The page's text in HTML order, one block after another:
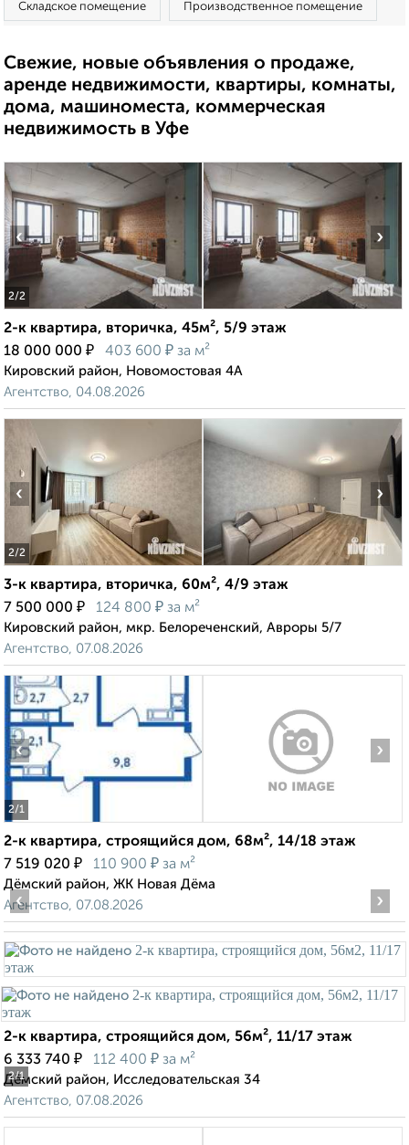
Складское помещение Производственное помещение
Свежие, новые объявления о продаже,
аренде недвижимости, квартиры, комнаты,
дома, машиноместа, коммерческая
недвижимость в Уфе
2/2
‹ ›
2-к квартира, вторичка, 45м², 5/9 этаж
18 000 000 ₽ 403 600 ₽ за м²
Кировский район, Новомостовая 4А
Агентство, 04.08.2026
2/2
‹ ›
3-к квартира, вторичка, 60м², 4/9 этаж
7 500 000 ₽ 124 800 ₽ за м²
Кировский район, мкр. Белореченский, Авроры 5/7
Агентство, 07.08.2026
2/1
‹ ›
2-к квартира, строящийся дом, 68м², 14/18 этаж
7 519 020 ₽ 110 900 ₽ за м²
Дёмский район, ЖК Новая Дёма
Агентство, 07.08.2026
2/1
‹ ›
2-к квартира, строящийся дом, 56м², 11/17 этаж
6 333 740 ₽ 112 400 ₽ за м²
Дёмский район, Исследовательская 34
Агентство, 07.08.2026